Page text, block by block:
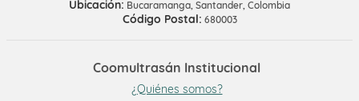
Ubicación: Bucaramanga, Santander, Colombia
Código Postal: 680003
Coomultrasán Institucional
¿Quiénes somos?